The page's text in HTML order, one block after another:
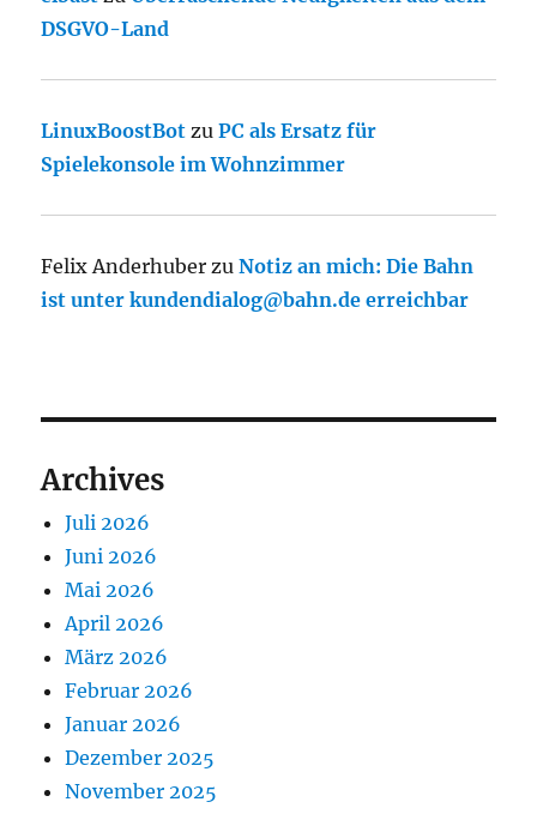
DSGVO-Land
LinuxBoostBot zuPC als Ersatz für
Spielekonsole im Wohnzimmer
Felix Anderhuber zuNotiz an mich: Die Bahn
ist unter kundendialog@bahn.de erreichbar
Archives
Juli 2026
Juni 2026
Mai 2026
April 2026
März 2026
Februar 2026
Januar 2026
Dezember 2025
November 2025